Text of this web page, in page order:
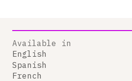
Available in
English
Spanish
French